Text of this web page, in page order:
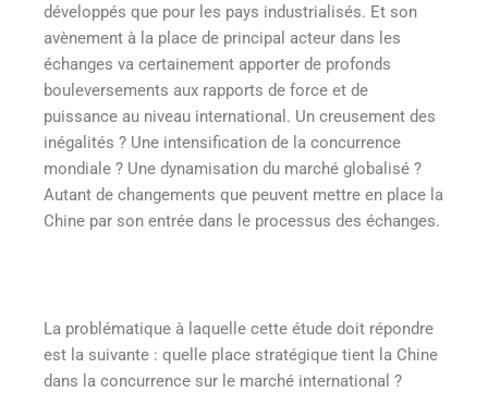
développés que pour les pays industrialisés. Et son
avènement à la place de principal acteur dans les
échanges va certainement apporter de profonds
bouleversements aux rapports de force et de
puissance au niveau international. Un creusement des
inégalités ? Une intensification de la concurrence
mondiale ? Une dynamisation du marché globalisé ?
Autant de changements que peuvent mettre en place la
Chine par son entrée dans le processus des échanges.
La problématique à laquelle cette étude doit répondre
est la suivante : quelle place stratégique tient la Chine
dans la concurrence sur le marché international ?